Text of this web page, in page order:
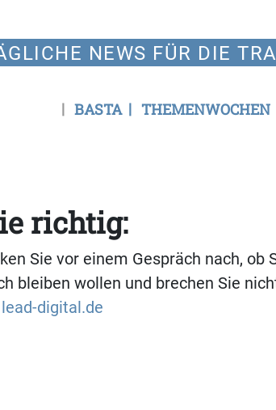
NEWS FÜR DIE
BASTA THEMENWOCHEN
richtig:
Sie vor einem Gespräch nach, ob
bleiben wollen und brechen Sie
lead-digital.de